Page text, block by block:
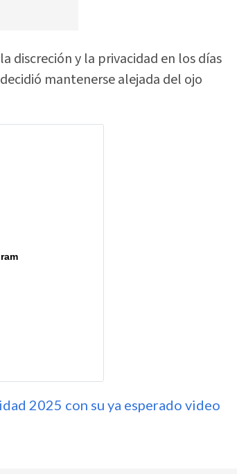
discreción y la privacidad en los días
mantenerse alejada del ojo
2025 con su ya esperado video